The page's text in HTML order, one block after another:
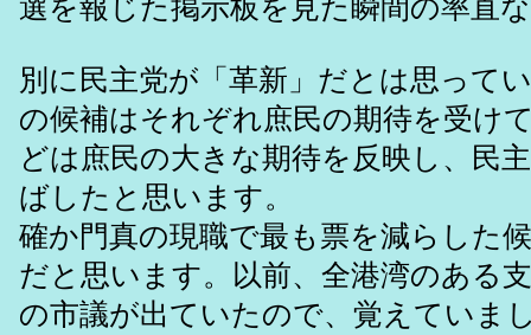
選を報じた掲示板を見た瞬間の率直
別に民主党が「革新」だとは思って
の候補はそれぞれ庶民の期待を受け
どは庶民の大きな期待を反映し、民
ばしたと思います。
確か門真の現職で最も票を減らした
だと思います。以前、全港湾のある
の市議が出ていたので、覚えていま